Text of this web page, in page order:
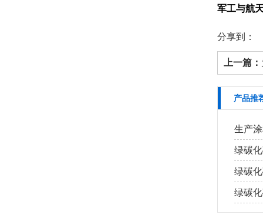
军工与航
分享到：
上一篇：
产品推
生产
绿碳
绿碳
绿碳